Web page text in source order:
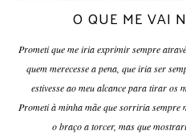
O QUE ME VAI
Prometi que me iria exprimir sempre
quem merecesse a pena, que iria ser
estivesse ao meu alcance para tirar os
Prometi à minha mãe que sorriria sempre
o braço a torcer, mas que